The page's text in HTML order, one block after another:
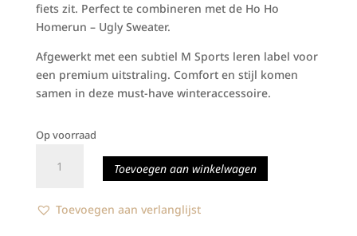
fiets zit. Perfect te combineren met de Ho Ho
Homerun – Ugly Sweater.
Afgewerkt met een subtiel M Sports leren label voor
een premium uitstraling. Comfort en stijl komen
samen in deze must-have winteraccessoire.
Op voorraad
Sports
Winter
Toevoegen aan winkelwagen
Toevoegen aan verlanglijst